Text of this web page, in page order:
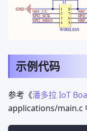
示例代码
参考《潘多拉 IoT
applications/main.c